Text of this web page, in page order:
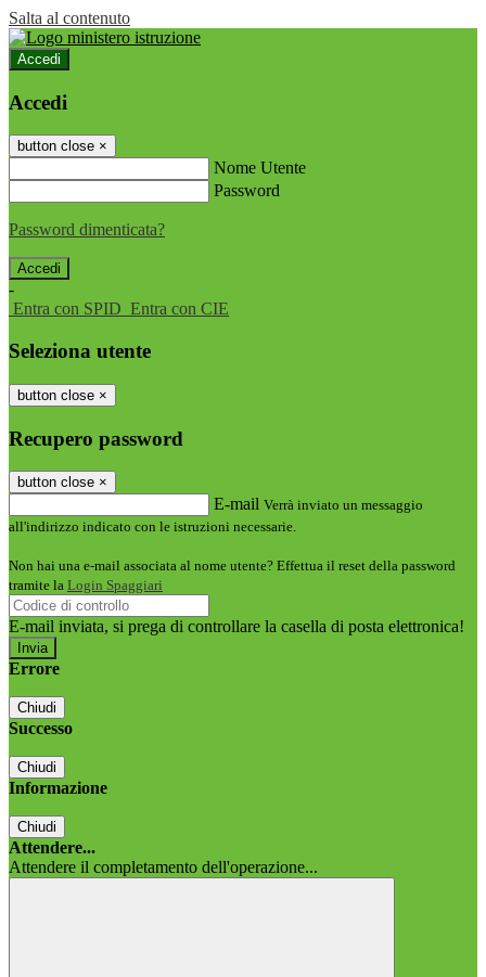
Salta al contenuto
Accedi
Accedi
button close ×
Nome Utente
Password
Password dimenticata?
-
Entra con SPID Entra con CIE
Seleziona utente
button close ×
Recupero password
button close ×
E-mail Verrà inviato un messaggio
all'indirizzo indicato con le istruzioni necessarie.
Non hai una e-mail associata al nome utente? Effettua il reset della password
tramite la Login Spaggiari
E-mail inviata, si prega di controllare la casella di posta elettronica!
Errore
Chiudi
Successo
Chiudi
Informazione
Chiudi
Attendere...
Attendere il completamento dell'operazione...